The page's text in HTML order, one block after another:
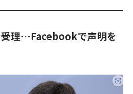
o
u
o
n
受理…Facebookで声明を